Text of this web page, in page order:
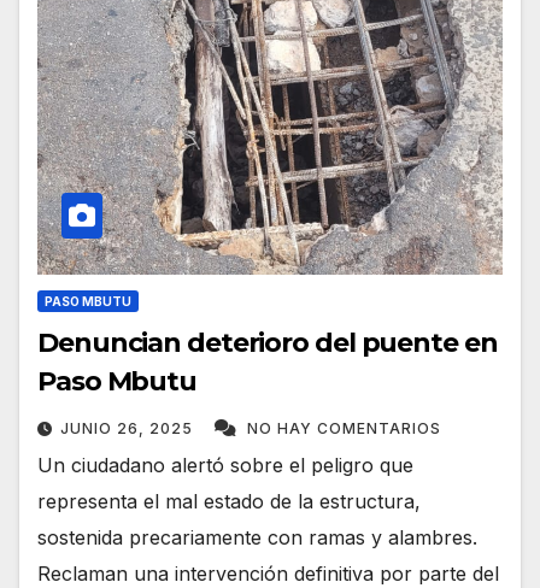
PASO MBUTU
Denuncian deterioro del puente en
Paso Mbutu
JUNIO 26, 2025 NO HAY COMENTARIOS
Un ciudadano alertó sobre el peligro que
representa el mal estado de la estructura,
sostenida precariamente con ramas y alambres.
Reclaman una intervención definitiva por parte del